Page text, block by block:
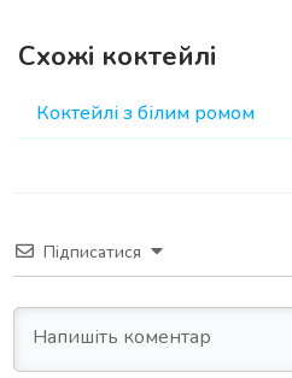
Схожі коктейлі
Коктейлі з білим ромом
Підписатися